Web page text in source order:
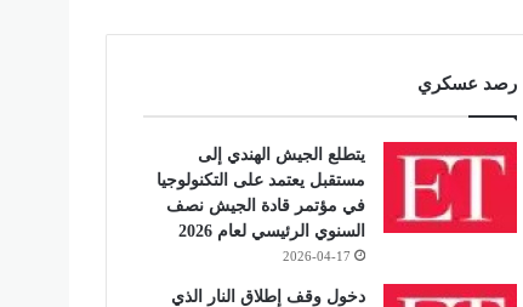
رصد عسكري
يتطلع الجيش الهندي إلى
مستقبل يعتمد على التكنولوجيا
في مؤتمر قادة الجيش نصف
السنوي الرئيسي لعام 2026
2026-04-17
دخول وقف إطلاق النار الذي